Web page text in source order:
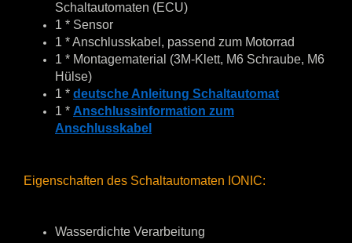
Schaltautomaten (ECU)
1 * Sensor
1 * Anschlusskabel, passend zum Motorrad
1 * Montagematerial (3M-Klett, M6 Schraube, M6
Hülse)
1 * deutsche Anleitung Schaltautomat
1 * Anschlussinformation zum
Anschlusskabel
Eigenschaften des Schaltautomaten IONIC:
Wasserdichte Verarbeitung